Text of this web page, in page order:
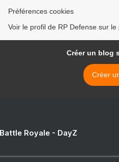
Préférences cookies
Voir le profil de RP Defense sur le
Créer un blog
Créer
Royale - DayZ